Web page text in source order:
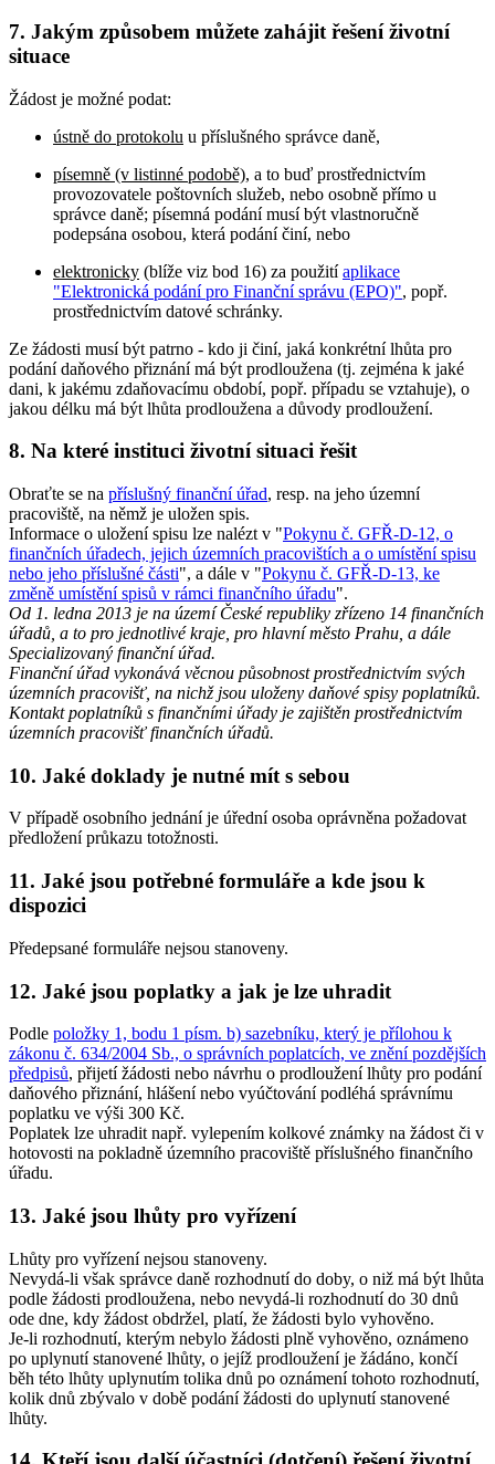
7. Jakým způsobem můžete zahájit řešení životní
situace
Žádost je možné podat:
ústně do protokolu u příslušného správce daně,
písemně (v listinné podobě), a to buď prostřednictvím
provozovatele poštovních služeb, nebo osobně přímo u
správce daně; písemná podání musí být vlastnoručně
podepsána osobou, která podání činí, nebo
elektronicky (blíže viz bod 16) za použitíaplikace
"Elektronická podání pro Finanční správu (EPO)", popř.
prostřednictvím datové schránky.
Ze žádosti musí být patrno - kdo ji činí, jaká konkrétní lhůta pro
podání daňového přiznání má být prodloužena (tj. zejména k jaké
dani, k jakému zdaňovacímu období, popř. případu se vztahuje), o
jakou délku má být lhůta prodloužena a důvody prodloužení.
8. Na které instituci životní situaci řešit
Obraťte se na příslušný finanční úřad, resp. na jeho územní
pracoviště, na němž je uložen spis.
Informace o uložení spisu lze nalézt v "Pokynu č. GFŘ-D-12, o
finančních úřadech, jejich územních pracovištích a o umístění spisu
nebo jeho příslušné části", a dále v "Pokynu č. GFŘ-D-13, ke
změně umístění spisů v rámci finančního úřadu".
Od 1. ledna 2013 je na území České republiky zřízeno 14 finančních
úřadů, a to pro jednotlivé kraje, pro hlavní město Prahu, a dále
Specializovaný finanční úřad.
Finanční úřad vykonává věcnou působnost prostřednictvím svých
územních pracovišť, na nichž jsou uloženy daňové spisy poplatníků.
Kontakt poplatníků s finančními úřady je zajištěn prostřednictvím
územních pracovišť finančních úřadů.
10. Jaké doklady je nutné mít s sebou
V případě osobního jednání je úřední osoba oprávněna požadovat
předložení průkazu totožnosti.
11. Jaké jsou potřebné formuláře a kde jsou k
dispozici
Předepsané formuláře nejsou stanoveny.
12. Jaké jsou poplatky a jak je lze uhradit
Podle položky 1, bodu 1 písm. b) sazebníku, který je přílohou k
zákonu č. 634/2004 Sb., o správních poplatcích, ve znění pozdějších
předpisů, přijetí žádosti nebo návrhu o prodloužení lhůty pro podání
daňového přiznání, hlášení nebo vyúčtování podléhá správnímu
poplatku ve výši 300 Kč.
Poplatek lze uhradit např. vylepením kolkové známky na žádost či v
hotovosti na pokladně územního pracoviště příslušného finančního
úřadu.
13. Jaké jsou lhůty pro vyřízení
Lhůty pro vyřízení nejsou stanoveny.
Nevydá-li však správce daně rozhodnutí do doby, o niž má být lhůta
podle žádosti prodloužena, nebo nevydá-li rozhodnutí do 30 dnů
ode dne, kdy žádost obdržel, platí, že žádosti bylo vyhověno.
Je-li rozhodnutí, kterým nebylo žádosti plně vyhověno, oznámeno
po uplynutí stanovené lhůty, o jejíž prodloužení je žádáno, končí
běh této lhůty uplynutím tolika dnů po oznámení tohoto rozhodnutí,
kolik dnů zbývalo v době podání žádosti do uplynutí stanovené
lhůty.